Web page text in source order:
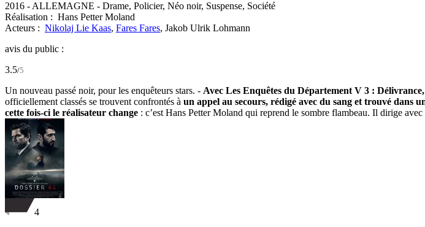
2016 - ALLEMAGNE - Drame, Policier, Néo noir, Suspense, Société
Réalisation : Hans Petter Moland
Acteurs : Nikolaj Lie Kaas, Fares Fares, Jakob Ulrik Lohmann
avis du public :
3.5/5
Un nouveau passé noir, pour les enquêteurs stars. - Avec Les Enquêtes du Département V 3 :
officiellement classés se trouvent confrontés à un appel au secours, rédigé avec du sang et trouvé dans
cette fois-ci le réalisateur change : c’est Hans Petter Moland qui reprend le sombre flambeau. Il dirige
4